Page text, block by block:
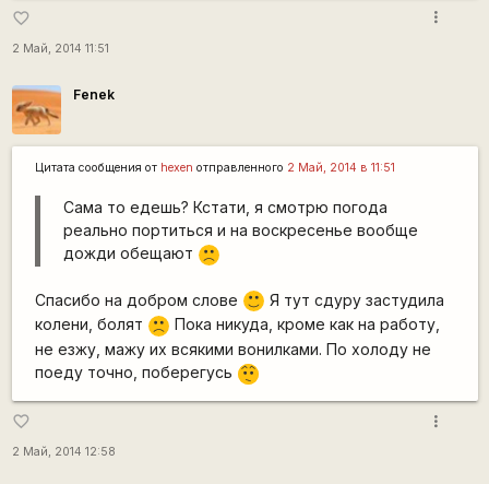
favorite_border
2 Май, 2014 11:51
more_vert
Fenek
Цитата сообщения от hexen отправленного 2 Май, 2014 в 11:51
Сама то едешь? Кстати, я смотрю погода
реально портиться и на воскресенье вообще
дожди обещают
:(
Спасибо на добром слове :)
Я тут сдуру застудила
колени, болят
:(
Пока никуда, кроме как на работу,
не езжу, мажу их всякими вонилками. По холоду не
поеду точно, поберегусь :-/
favorite_border
2 Май, 2014 12:58
more_vert